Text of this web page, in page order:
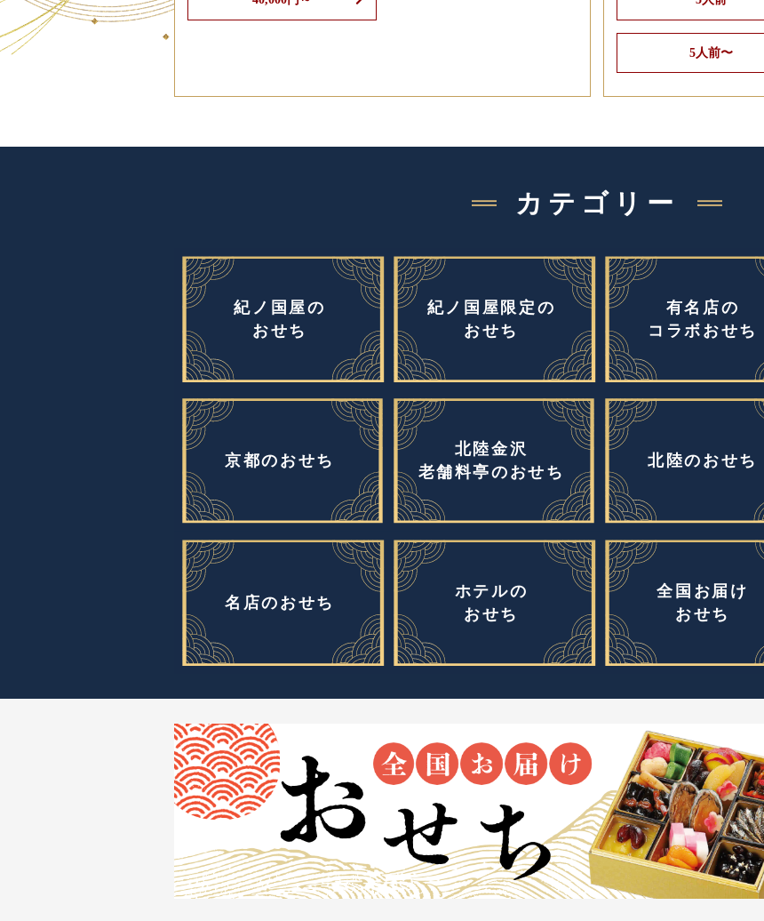
5人前〜
カテゴリー
紀ノ国屋の
おせち
紀ノ国屋限定の
おせち
有名店の
コラボおせち
京都のおせち
北陸金沢
老舗料亭のおせち
北陸のおせち
名店のおせち
ホテルの
おせち
全国お届け
おせち